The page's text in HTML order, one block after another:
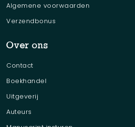
Algemene voorwaarden
Verzendbonus
Over ons
Contact
Boekhandel
Uitgeverij
Auteurs